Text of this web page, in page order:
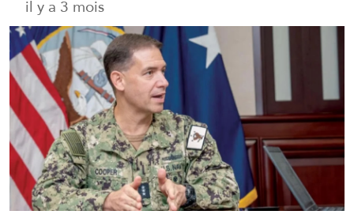
il y a 3 mois